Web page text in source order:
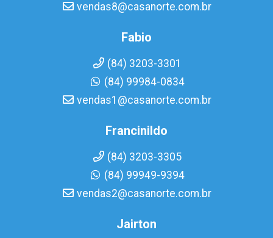
vendas8@casanorte.com.br
Fabio
(84) 3203-3301
(84) 99984-0834
vendas1@casanorte.com.br
Francinildo
(84) 3203-3305
(84) 99949-9394
vendas2@casanorte.com.br
Jairton